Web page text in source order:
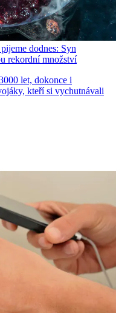
dodnes: Syn
rekordní množství
let, dokonce i
kteří si vychutnávali